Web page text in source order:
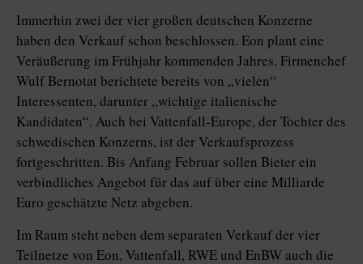
Immerhin zwei der vier großen deutschen Konzerne
haben den Verkauf schon beschlossen. Eon plant eine
Veräußerung im Frühjahr kommenden Jahres. Firmenchef
Wulf Bernotat berichtete bereits von „vielen“
Interessenten, darunter „wichtige italienische
Kandidaten“. Auch bei Vattenfall-Europe, der Tochter des
schwedischen Konzerns, ist der Verkaufsprozess
fortgeschritten. Bis Anfang Februar sollen Bieter ein
verbindliches Angebot für das auf über eine Milliarde
Euro geschätzte Netz abgeben.
Im Raum steht neben dem separaten Verkauf der vier
Teilnetze von Eon, Vattenfall, RWE und EnBW auch die